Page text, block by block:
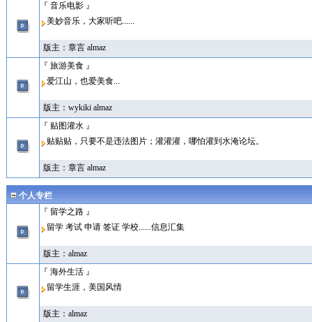
『 音乐电影 』
美妙音乐，大家听吧......
版主： 章言 almaz
『 旅游美食 』
爱江山，也爱美食...
版主： wykiki almaz
『 贴图灌水 』
贴贴贴，只要不是违法图片；灌灌灌，哪怕灌到水淹论坛。
版主： 章言 almaz
个人专栏
『 留学之路 』
留学 考试 申请 签证 学校......信息汇集
版主： almaz
『 海外生活 』
留学生涯，美国风情
版主： almaz